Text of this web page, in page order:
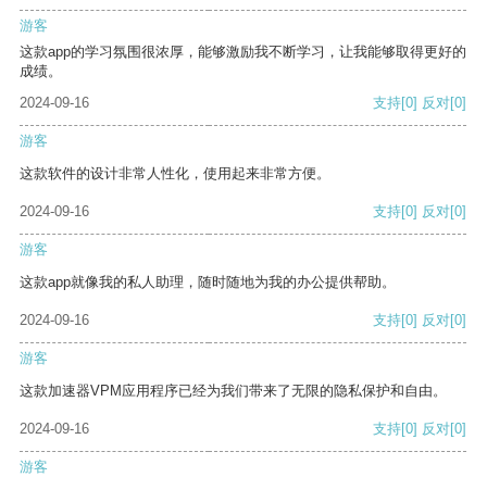
游客
这款app的学习氛围很浓厚，能够激励我不断学习，让我能够取得更好的
成绩。
2024-09-16
支持[0] 反对[0]
游客
这款软件的设计非常人性化，使用起来非常方便。
2024-09-16 支持[0] 反对[0]
游客
这款app就像我的私人助理，随时随地为我的办公提供帮助。
2024-09-16 支持[0] 反对[0]
游客
这款加速器VPM应用程序已经为我们带来了无限的隐私保护和自由。
2024-09-16 支持[0] 反对[0]
游客